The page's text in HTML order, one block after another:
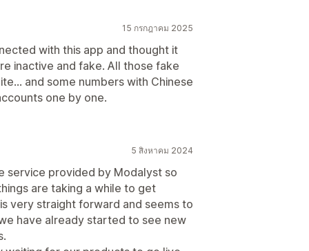
15 กรกฎาคม 2025
with this app and thought it
inactive and fake. All those fake
and some numbers with Chinese
one by one.
5 สิงหาคม 2024
service provided by Modalyst so
are taking a while to get
very straight forward and seems to
have already started to see new